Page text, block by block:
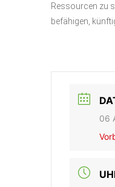
Ressourcen zu
befähigen,
06